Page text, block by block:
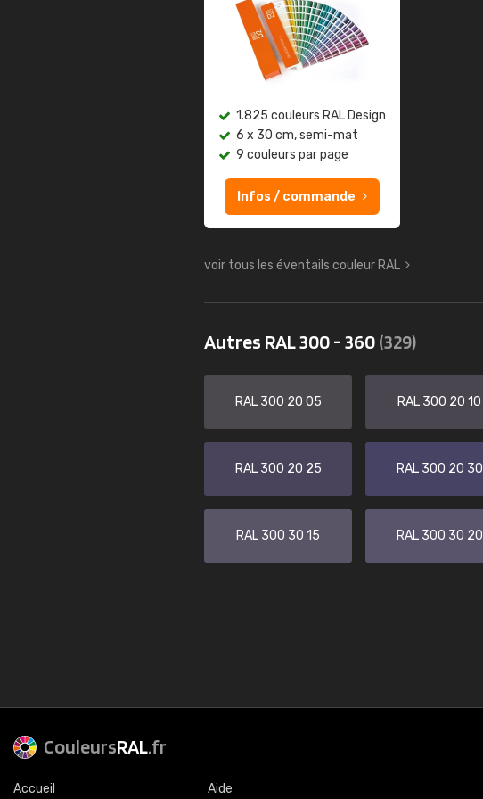
1.825 couleurs RAL Design
6 x 30 cm, semi-mat
9 couleurs par page
Infos / commande
voir tous les éventails couleur RAL
Autres RAL 300 - 360(329)
RAL 300 20 05 RAL 300 20 10
RAL 300 20 25 RAL 300 20 30
RAL 300 30 15 RAL 300 30 20
CouleursRAL.fr
Accueil Aide